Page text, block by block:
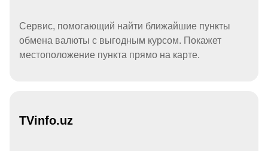
Сервис, помогающий найти ближайшие пункты
обмена валюты с выгодным курсом. Покажет
местоположение пункта прямо на карте.
TVinfo.uz